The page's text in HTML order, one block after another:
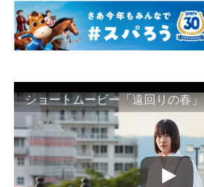
ショートムービー「遠回りの春」